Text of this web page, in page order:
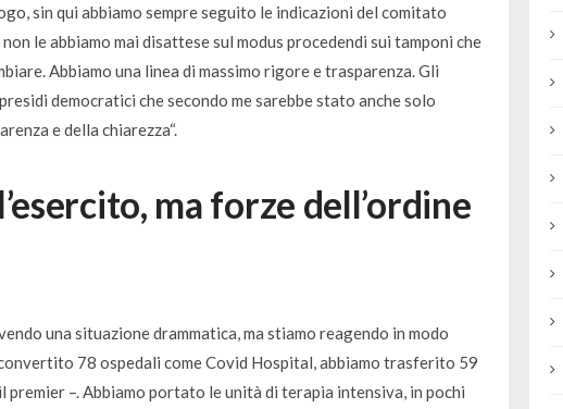
sin qui abbiamo sempre seguito le indicazioni del comitato
le abbiamo mai disattese sul modus procedendi sui tamponi che
Abbiamo una linea di massimo rigore e trasparenza. Gli
democratici che secondo me sarebbe stato anche solo
e della chiarezza“.
ma forze dell’ordine
una situazione drammatica, ma stiamo reagendo in modo
78 ospedali come Covid Hospital, abbiamo trasferito 59
premier –. Abbiamo portato le unità di terapia intensiva, in pochi